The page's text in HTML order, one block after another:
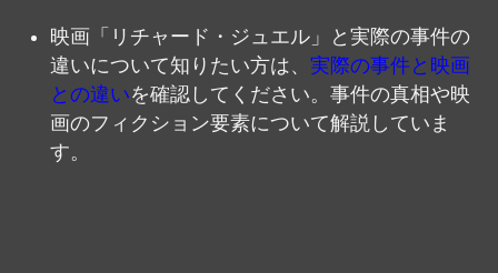
映画「リチャード・ジュエル」と実際の事件の
違いについて知りたい方は、 実際の事件と映画
との違いを確認してください。事件の真相や映
画のフィクション要素について解説していま
す。